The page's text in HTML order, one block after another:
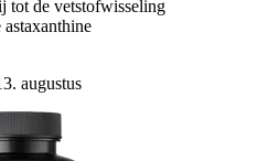
tot de vetstofwisseling
augustus